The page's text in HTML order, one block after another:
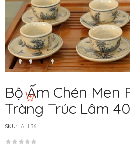
Bộ Ấm Chén Men
Tràng Trúc Lâm
SKU: AHL36